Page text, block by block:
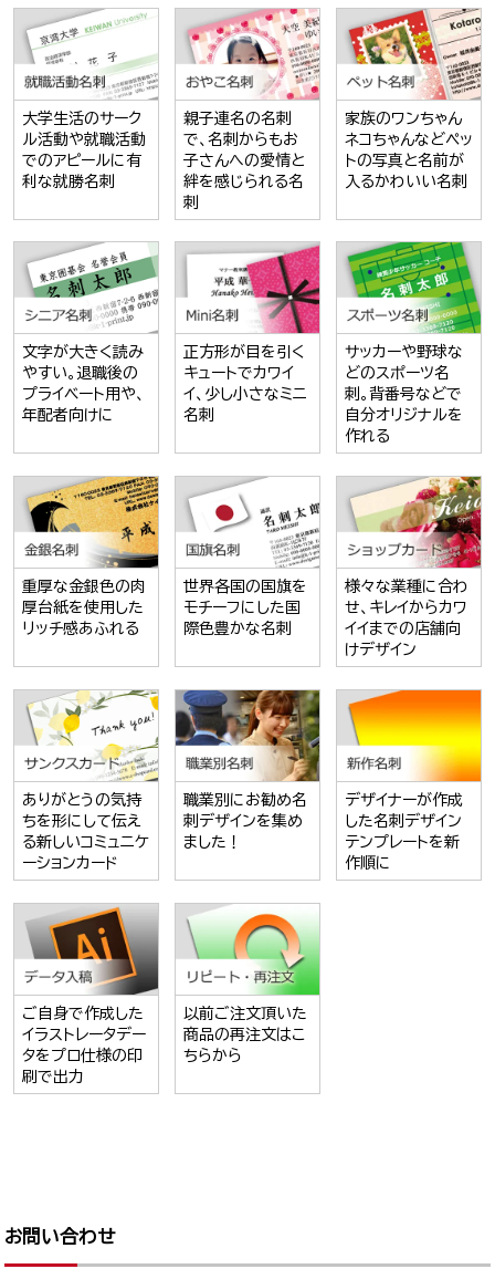
大学生活のサーク
ル活動や就職活動
でのアピールに有
利な就勝名刺
親子連名の名刺
で、名刺からもお
子さんへの愛情と
絆を感じられる名
刺
家族のワンちゃん
ネコちゃんなどペッ
トの写真と名前が
入るかわいい名刺
文字が大きく読み
やすい。退職後の
プライベート用や、
年配者向けに
正方形が目を引く
キュートでカワイ
イ、少し小さなミニ
名刺
サッカーや野球な
どのスポーツ名
刺。背番号などで
自分オリジナルを
作れる
重厚な金銀色の肉
厚台紙を使用した
リッチ感あふれる
世界各国の国旗を
モチーフにした国
際色豊かな名刺
様々な業種に合わ
せ、キレイからカワ
イイまでの店舗向
けデザイン
ありがとうの気持
ちを形にして伝え
る新しいコミュニケ
ーションカード
職業別にお勧め名
刺デザインを集め
ました！
デザイナーが作成
した名刺デザイン
テンプレートを新
作順に
ご自身で作成した
イラストレータデー
タをプロ仕様の印
刷で出力
以前ご注文頂いた
商品の再注文はこ
ちらから
お問い合わせ